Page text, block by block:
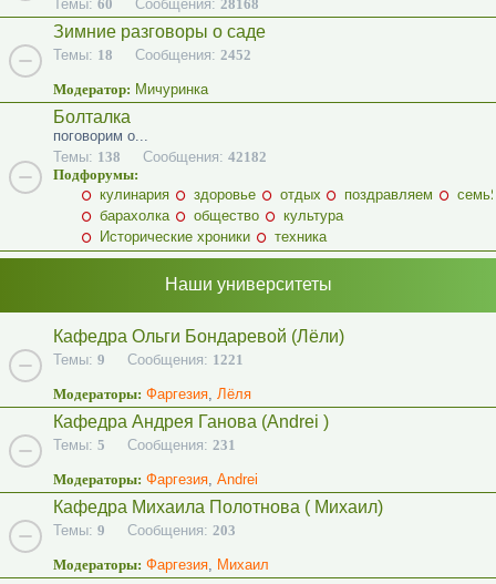
Темы: 60 Сообщения: 28168
Зимние разговоры о саде
Темы: 18 Сообщения: 2452
Модератор: Мичуринка
Болталка
поговорим о...
Темы: 138 Сообщения: 42182
Подфорумы:
кулинария
здоровье отдых поздравляем
барахолка
общество
культура
Исторические хроники
техника
Наши университеты
Кафедра Ольги Бондаревой (Лёли)
Темы: 9 Сообщения: 1221
Модераторы: Фаргезия, Лёля
Кафедра Андрея Ганова (Andrei )
Темы: 5 Сообщения: 231
Модераторы: Фаргезия, Andrei
Кафедра Михаила Полотнова ( Михаил)
Темы: 9 Сообщения: 203
Модераторы: Фаргезия, Михаил